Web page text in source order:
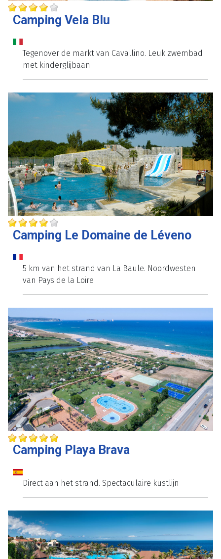
Camping Vela Blu
Tegenover de markt van Cavallino. Leuk zwembad
met kinderglijbaan
Camping Le Domaine de Léveno
5 km van het strand van La Baule. Noordwesten
van Pays de la Loire
Camping Playa Brava
Direct aan het strand. Spectaculaire kustlijn